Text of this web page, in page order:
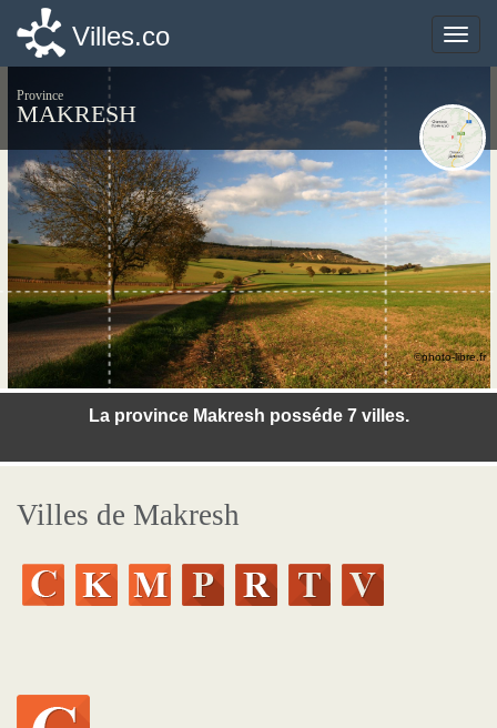
Toggle
Villes.co
Province
MAKRESH
La province Makresh posséde 7 villes.
©photo-libre.fr
Villes de Makresh
Toggle
Villes.co